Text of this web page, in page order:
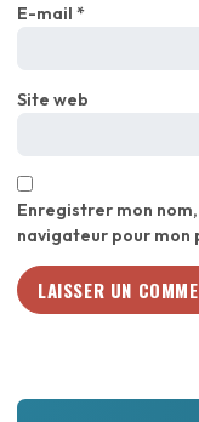
E-mail *
Site web
Enregistrer mon
navigateur pour